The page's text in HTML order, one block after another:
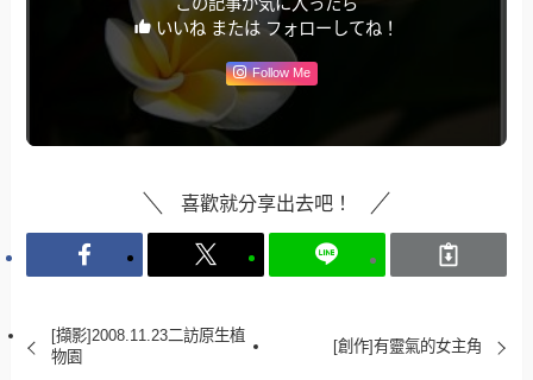
この記事が気に入ったら
いいね または フォローしてね！
Follow Me
喜歡就分享出去吧！
[擷影]2008.11.23二訪原生植
物園
[創作]有靈氣的女主角